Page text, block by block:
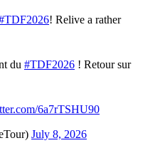
! Relive a rather
du #TDF2026 ! Retour sur
6a7rTSHU90
July 8, 2026